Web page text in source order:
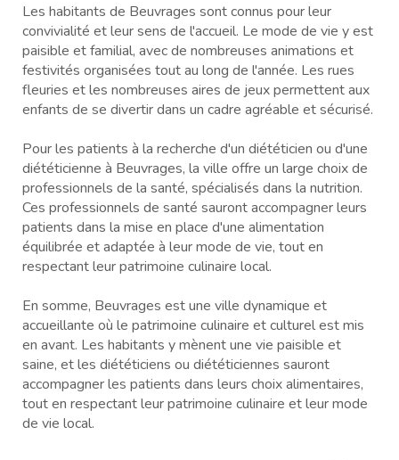
Les habitants de Beuvrages sont connus pour leur
convivialité et leur sens de l'accueil. Le mode de vie y est
paisible et familial, avec de nombreuses animations et
festivités organisées tout au long de l'année. Les rues
fleuries et les nombreuses aires de jeux permettent aux
enfants de se divertir dans un cadre agréable et sécurisé.
Pour les patients à la recherche d'un diététicien ou d'une
diététicienne à Beuvrages, la ville offre un large choix de
professionnels de la santé, spécialisés dans la nutrition.
Ces professionnels de santé sauront accompagner leurs
patients dans la mise en place d'une alimentation
équilibrée et adaptée à leur mode de vie, tout en
respectant leur patrimoine culinaire local.
En somme, Beuvrages est une ville dynamique et
accueillante où le patrimoine culinaire et culturel est mis
en avant. Les habitants y mènent une vie paisible et
saine, et les diététiciens ou diététiciennes sauront
accompagner les patients dans leurs choix alimentaires,
tout en respectant leur patrimoine culinaire et leur mode
de vie local.